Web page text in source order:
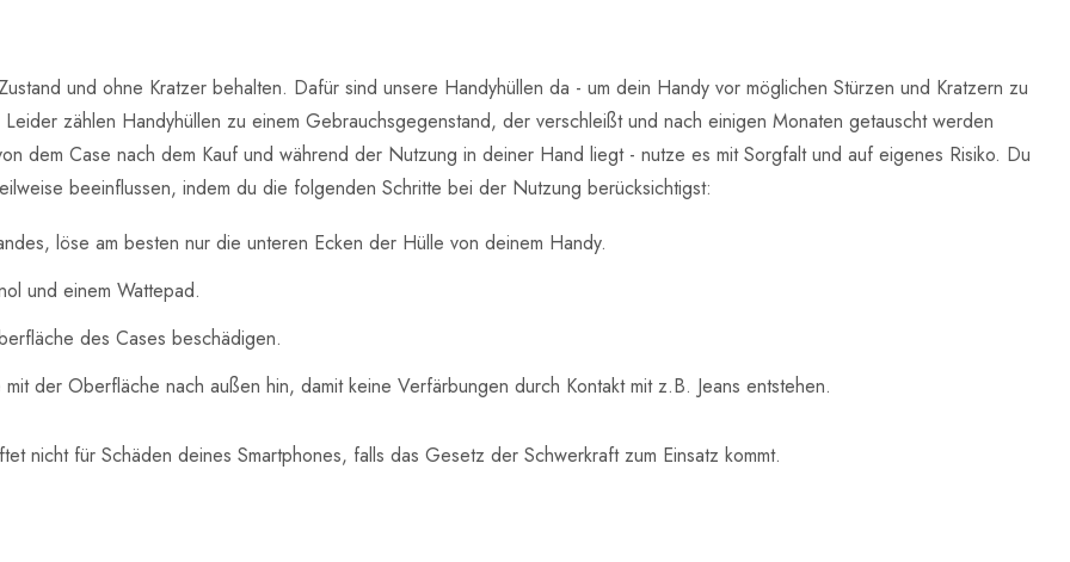
und ohne Kratzer behalten. Dafür sind unsere Handyhüllen da - um dein Handy vor möglichen Stürzen und Kratzern zu
zählen Handyhüllen zu einem Gebrauchsgegenstand, der verschleißt und nach einigen Monaten getauscht werden
dem Case nach dem Kauf und während der Nutzung in deiner Hand liegt - nutze es mit Sorgfalt und auf eigenes Risiko. Du
beeinflussen, indem du die folgenden Schritte bei der Nutzung berücksichtigst:
löse am besten nur die unteren Ecken der Hülle von deinem Handy.
und einem Wattepad.
des Cases beschädigen.
der Oberfläche nach außen hin, damit keine Verfärbungen durch Kontakt mit z.B. Jeans entstehen.
nicht für Schäden deines Smartphones, falls das Gesetz der Schwerkraft zum Einsatz kommt.